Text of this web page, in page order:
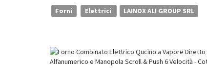
Forni Elettrici LAINOX ALI GROUP SRL